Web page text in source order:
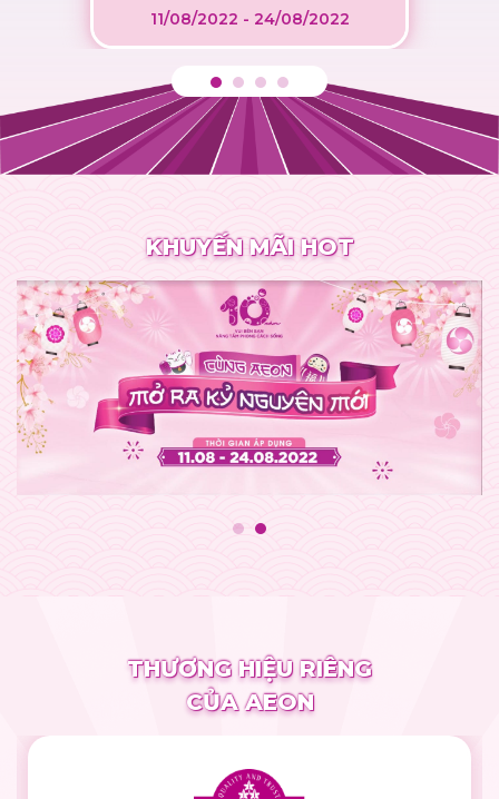
11/08/2022 - 24/08/2022
KHUYẾN MÃI HOT
THƯƠNG HIỆU RIÊNG
CỦA AEON